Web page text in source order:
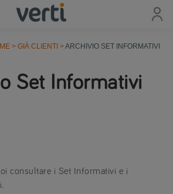
> GIÀ CLIENTI >ARCHIVIO SET INFORMATIVI
Set Informativi
consultare i Set Informativi e i